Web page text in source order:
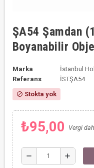
ŞA54 Şamdan
Boyanabilir Obje
Marka
İstanbul
Referans
İSTŞA54
block Stokta yok
₺95,00 Vergi
remove add